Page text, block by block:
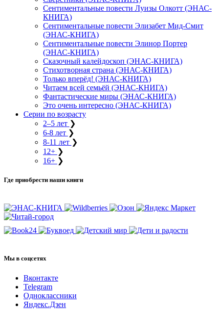
Сентиментальные повести Луизы Олкотт (ЭНАС-
КНИГА)
Сентиментальные повести Элизабет Мид-Смит
(ЭНАС-КНИГА)
Сентиментальные повести Элинор Портер
(ЭНАС-КНИГА)
Сказочный калейдоскоп (ЭНАС-КНИГА)
Стихотворная страна (ЭНАС-КНИГА)
Только вперёд! (ЭНАС-КНИГА)
Читаем всей семьёй (ЭНАС-КНИГА)
Фантастические миры (ЭНАС-КНИГА)
Это очень интересно (ЭНАС-КНИГА)
Серии по возрасту
2–5 лет ❯
6-8 лет ❯
8-11 лет ❯
12+ ❯
16+ ❯
Где приобрести наши книги
Мы в соцсетях
Вконтакте
Telegram
Одноклассники
Яндекс.Дзен